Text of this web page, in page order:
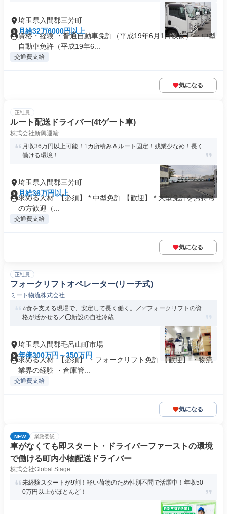
埼玉県入間郡三芳町
月給32万6000円以上
資格・経験 ・普通自動車免許（平成19年6月1日以前） ・中型
自動車免許（平成19年6...
交通費支給
気になる
正社員
ルート配送ドライバー(4tゲート車)
株式会社新興運輸
月収36万円以上可能！1カ所積み＆ルート固定！残業少なめ！長く
働ける環境！
埼玉県入間郡三芳町
月給36万円以上
求める人材: 【必須】 * 中型免許 【歓迎】 * 大型免許をお持ち
の方歓迎（...
交通費支給
気になる
正社員
フォークリフトオペレーター(リーチ式)
ミート物流株式会社
⭐食を支える現場で、安定して長く働く。／✅フォークリフトの資
格が活かせる／⭕新設の自社冷蔵...
埼玉県入間郡毛呂山町市場
年俸300万円～350万円
求める人材: 【必須】 ・フォークリフト免許 【歓迎】 ・物流
業界の経験 ・倉庫管...
交通費支給
気になる
NEW 業務委託
車がなくても即スタート・ドライバーファーストの環境
で働ける町内小物配送ドライバー
株式会社Global Stage
未経験スタートが9割！軽い荷物のため性別不問で活躍中！年収50
0万円以上がほとんど！